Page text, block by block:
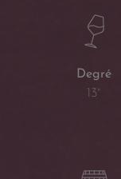
Degré
13°